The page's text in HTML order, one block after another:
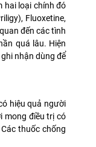
hai loại chính đó
Fluoxetine,
đến các tình
quá lâu. Hiện
nhận dùng để
hiệu quả người
mong điều trị có
thuốc chống